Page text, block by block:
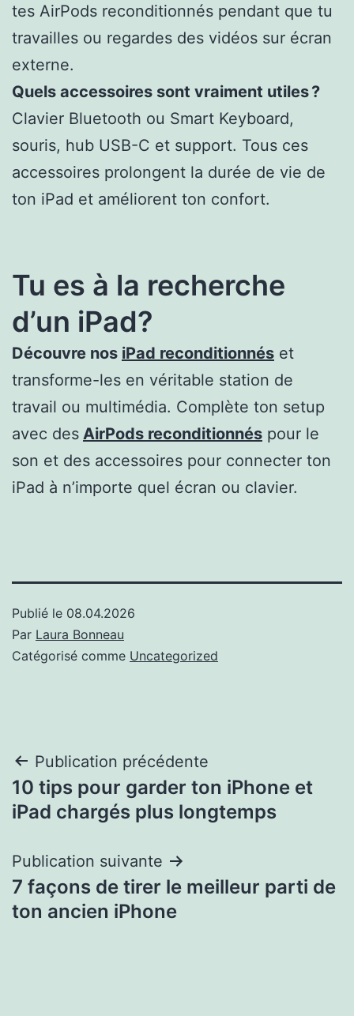
tes AirPods reconditionnés pendant que tu
travailles ou regardes des vidéos sur écran
externe.
Quels accessoires sont vraiment utiles ?
Clavier Bluetooth ou Smart Keyboard,
souris, hub USB-C et support. Tous ces
accessoires prolongent la durée de vie de
ton iPad et améliorent ton confort.
Tu es à la recherche
d’un iPad?
Découvre nos iPad reconditionnés et
transforme-les en véritable station de
travail ou multimédia. Complète ton setup
avec des AirPods reconditionnés pour le
son et des accessoires pour connecter ton
iPad à n’importe quel écran ou clavier.
Publié le 08.04.2026
Par Laura Bonneau
Catégorisé comme Uncategorized
Post
navigation
Publication précédente
10 tips pour garder ton iPhone et
iPad chargés plus longtemps
Publication suivante
7 façons de tirer le meilleur parti de
ton ancien iPhone